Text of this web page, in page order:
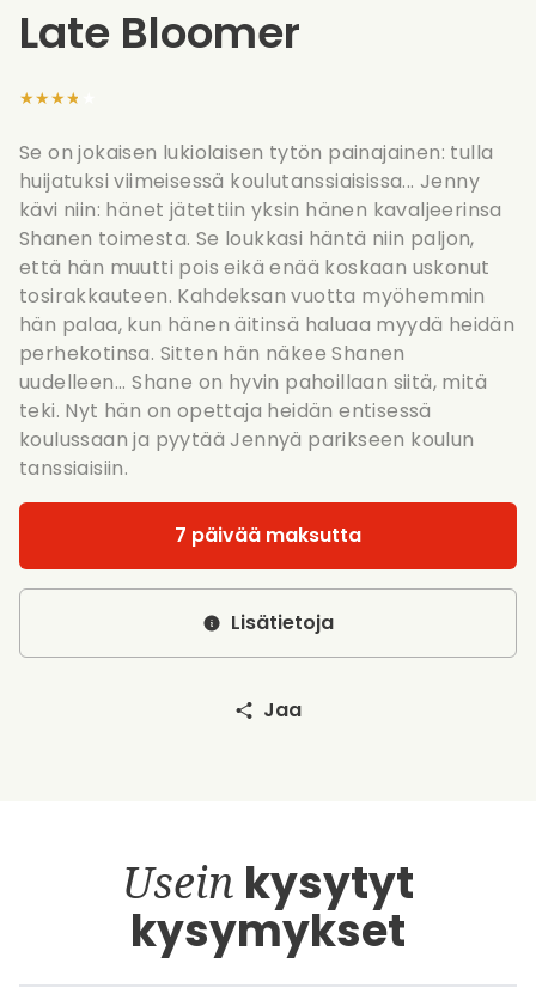
Late Bloomer
★★★★★
Se on jokaisen lukiolaisen tytön painajainen: tulla
huijatuksi viimeisessä koulutanssiaisissa... Jenny
kävi niin: hänet jätettiin yksin hänen kavaljeerinsa
Shanen toimesta. Se loukkasi häntä niin paljon,
että hän muutti pois eikä enää koskaan uskonut
tosirakkauteen. Kahdeksan vuotta myöhemmin
hän palaa, kun hänen äitinsä haluaa myydä heidän
perhekotinsa. Sitten hän näkee Shanen
uudelleen... Shane on hyvin pahoillaan siitä, mitä
teki. Nyt hän on opettaja heidän entisessä
koulussaan ja pyytää Jennyä parikseen koulun
tanssiaisiin.
7 päivää maksutta
Lisätietoja
Jaa
Usein kysytyt
kysymykset